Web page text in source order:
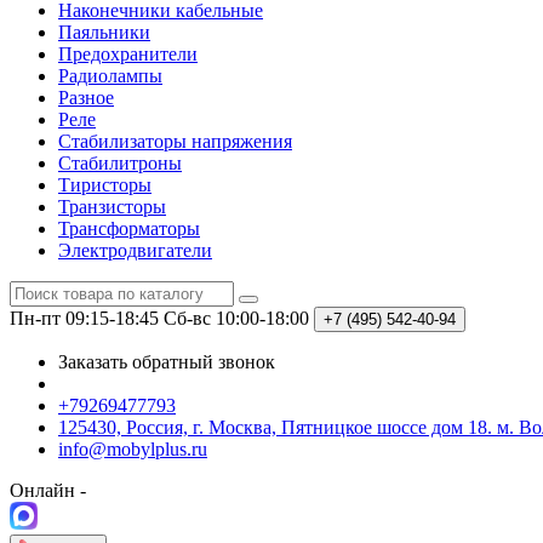
Наконечники кабельные
Паяльники
Предохранители
Радиолампы
Разное
Реле
Стабилизаторы напряжения
Стабилитроны
Тиристоры
Транзисторы
Трансформаторы
Электродвигатели
Пн-пт 09:15-18:45 Сб-вс 10:00-18:00 +7 (495) 542-40-94
Заказать обратный звонок
+79269477793
125430, Россия, г. Москва, Пятницкое шоссе дом 18. м.
info@mobylplus.ru
Онлайн -